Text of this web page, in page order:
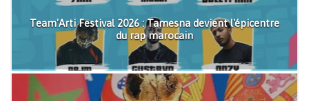
Team'Arti Festival 2026 : Tamesna devient l'épicentre
du rap marocain